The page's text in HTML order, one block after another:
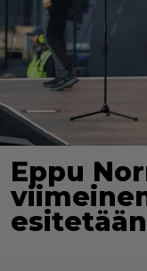
Eppu